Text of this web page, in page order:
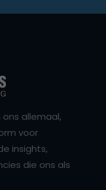
allemaal,
voor
insights,
die ons als